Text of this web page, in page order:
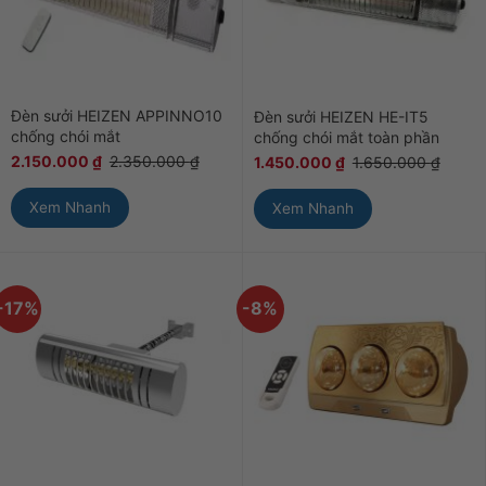
Đèn sưởi HEIZEN APPINNO10
chống chói mắt
2.150.000 ₫ 2.350.000₫
Xem Nhanh
Đèn sưởi HEIZEN HE-IT5
chống chói mắt toàn phần
1.450.000 ₫ 1.650.000₫
Xem Nhanh
-8%